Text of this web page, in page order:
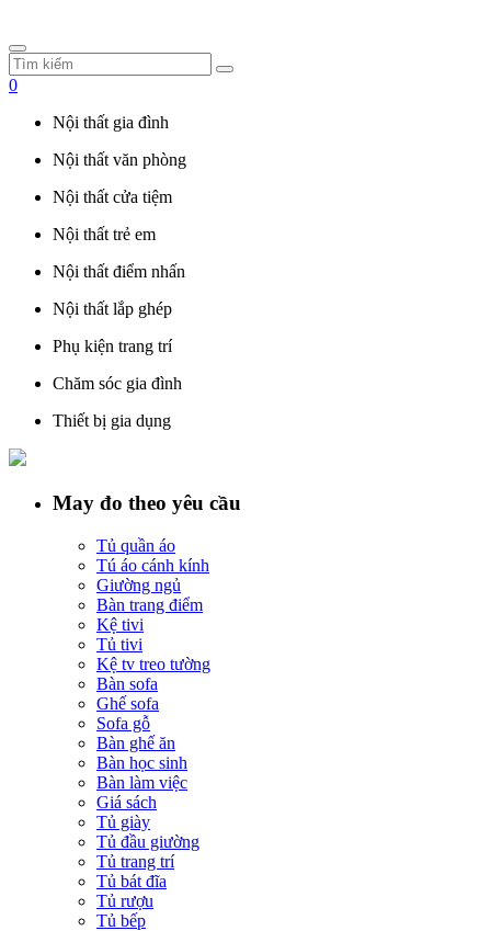
0
Nội thất gia đình
Nội thất văn phòng
Nội thất cửa tiệm
Nội thất trẻ em
Nội thất điểm nhấn
Nội thất lắp ghép
Phụ kiện trang trí
Chăm sóc gia đình
Thiết bị gia dụng
May đo theo yêu cầu
Tủ quần áo
Tú áo cánh kính
Giường ngủ
Bàn trang điểm
Kệ tivi
Tủ tivi
Kệ tv treo tường
Bàn sofa
Ghế sofa
Sofa gỗ
Bàn ghế ăn
Bàn học sinh
Bàn làm việc
Giá sách
Tủ giày
Tủ đầu giường
Tủ trang trí
Tủ bát đĩa
Tủ rượu
Tủ bếp